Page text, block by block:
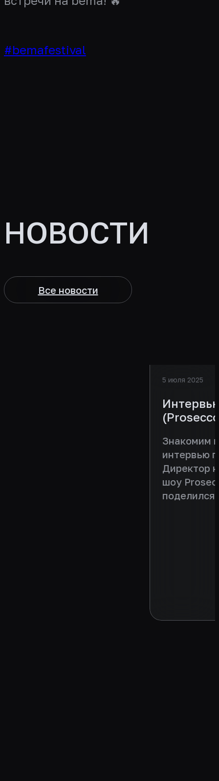
#bemafestival
НОВОСТИ
Все новости
5 июля 2025
Знакомим
интервью
Директор
шоу
поделился